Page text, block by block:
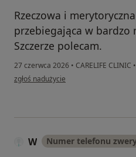
Rzeczowa i
przebiegająca w bardzo
Szczerze polecam.
27 czerwca 2026 • CARELIFE CLINIC •
w opinii użytkownika Halina
zgłoś nadużycie
W Numer telefonu